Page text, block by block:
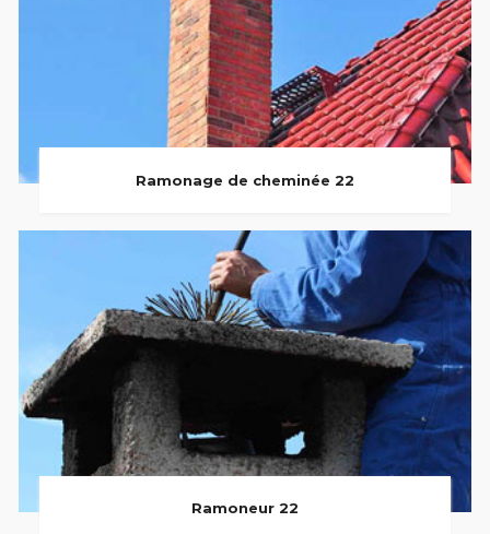
Ramonage de cheminée 22
Ramoneur 22